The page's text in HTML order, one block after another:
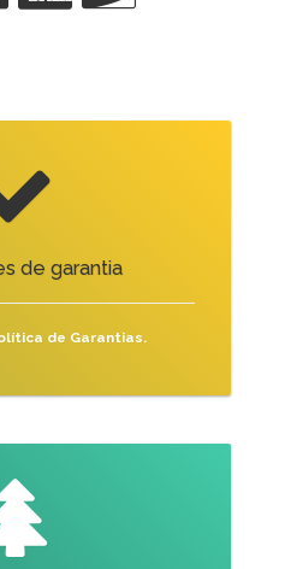
de garantia
de Garantias.